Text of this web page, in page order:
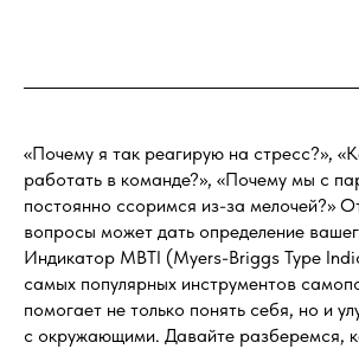
«Почему я так реагирую на стресс?»,
работать в команде?», «Почему мы с
постоянно ссоримся из-за мелочей?»
вопросы может дать определение
Индикатор MBTI (Myers-Briggs Type
самых популярных инструментов
помогает не только понять себя, но и
с окружающими. Давайте разберемся,